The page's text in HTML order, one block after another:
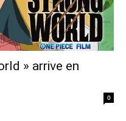
» arrive en
0